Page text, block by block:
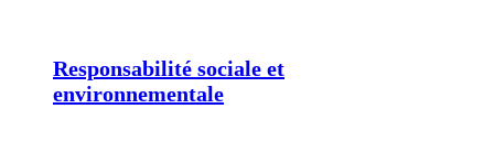
Responsabilité sociale et
environnementale